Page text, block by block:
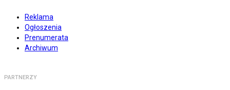
Reklama
Ogłoszenia
Prenumerata
Archiwum
PARTNERZY